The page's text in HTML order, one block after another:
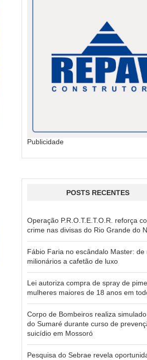
Publicidade
POSTS RECENTES
Operação P.R.O.T.E.T.O.R. reforça
crime nas divisas do Rio Grande do
Fábio Faria no escândalo Master: de
milionários a cafetão de luxo
Lei autoriza compra de spray de
mulheres maiores de 18 anos em
Corpo de Bombeiros realiza
do Sumaré durante curso de
suicídio em Mossoró
Pesquisa do Sebrae revela